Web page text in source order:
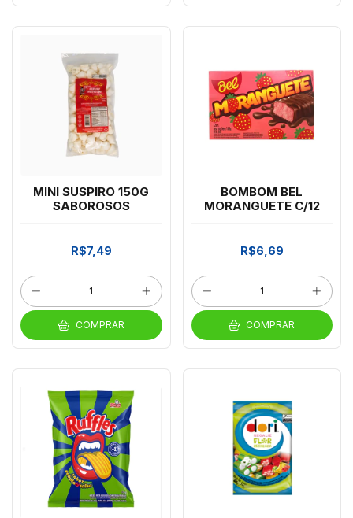
MINI SUSPIRO 150G
SABOROSOS
R$7,49
COMPRAR
BOMBOM BEL
MORANGUETE C/12
R$6,69
COMPRAR